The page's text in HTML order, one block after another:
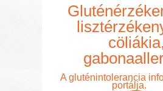
cöliákia,
A gluténintolerancia
portálja.